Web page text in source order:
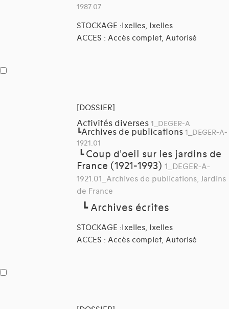
1987.07
STOCKAGE :Ixelles, Ixelles
ACCES : Accès complet, Autorisé
[DOSSIER]
Activités diverses 1_DEGER-A
┗Archives de publications 1_DEGER-A-
1921.01
┗Coup d'oeil sur les jardins de
France (1921-1993) 1_DEGER-A-
1921.01_Archives de publications, Jardins
de France
┗Archives écrites
STOCKAGE :Ixelles, Ixelles
ACCES : Accès complet, Autorisé